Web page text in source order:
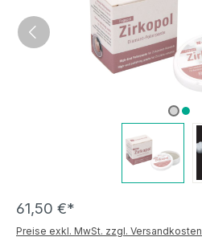
61,50 €*
Preise exkl. MwSt. zzgl. Versandkosten